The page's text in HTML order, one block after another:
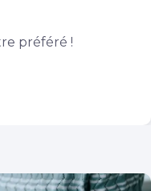
préféré !